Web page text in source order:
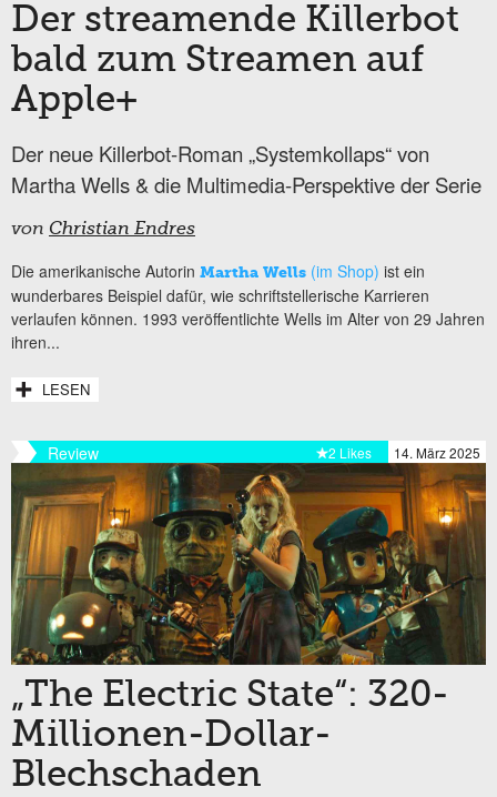
Der streamende Killerbot
bald zum Streamen auf
Apple+
Der neue Killerbot-Roman „Systemkollaps“ von
Martha Wells & die Multimedia-Perspektive der Serie
von Christian Endres
Die amerikanische Autorin Martha Wells (im Shop) ist ein
wunderbares Beispiel dafür, wie schriftstellerische Karrieren
verlaufen können. 1993 veröffentlichte Wells im Alter von 29 Jahren
ihren...
LESEN
Review 14. März 2025
2 Likes
„The Electric State“: 320-
Millionen-Dollar-
Blechschaden